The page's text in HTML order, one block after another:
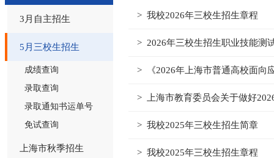
3月自主招生
5月三校生招生
成绩查询
录取查询
录取通知书运单号
免试查询
上海市秋季招生
> 我校2026年三校生招生章程
> 2026年三校生招生职业技能测
> 《2026年上海市普通高校面向
> 上海市教育委员会关于做好
> 我校2025年三校生招生简章
> 我校2025年三校生招生章程